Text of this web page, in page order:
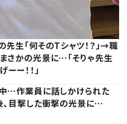
生「何そのTシャツ！？」→職
さかの光景に…「そりゃ先生
ー！！」
…作業員に話しかけられた
、目撃した衝撃の光景に…